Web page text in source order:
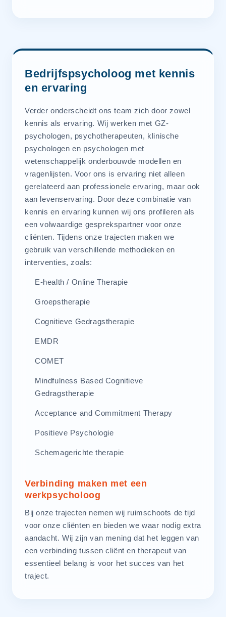
Bedrijfspsycholoog met kennis
en ervaring
Verder onderscheidt ons team zich door zowel
kennis als ervaring. Wij werken met GZ-
psychologen, psychotherapeuten, klinische
psychologen en psychologen met
wetenschappelijk onderbouwde modellen en
vragenlijsten. Voor ons is ervaring niet alleen
gerelateerd aan professionele ervaring, maar ook
aan levenservaring. Door deze combinatie van
kennis en ervaring kunnen wij ons profileren als
een volwaardige gesprekspartner voor onze
cliënten. Tijdens onze trajecten maken we
gebruik van verschillende methodieken en
interventies, zoals:
E-health / Online Therapie
Groepstherapie
Cognitieve Gedragstherapie
EMDR
COMET
Mindfulness Based Cognitieve
Gedragstherapie
Acceptance and Commitment Therapy
Positieve Psychologie
Schemagerichte therapie
Verbinding maken met een
werkpsycholoog
Bij onze trajecten nemen wij ruimschoots de tijd
voor onze cliënten en bieden we waar nodig extra
aandacht. Wij zijn van mening dat het leggen van
een verbinding tussen cliënt en therapeut van
essentieel belang is voor het succes van het
traject.